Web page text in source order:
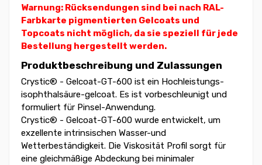
Warnung: Rücksendungen sind bei nach RAL-
Farbkarte pigmentierten Gelcoats und
Topcoats nicht möglich, da sie speziell für jede
Bestellung hergestellt werden.
Produktbeschreibung und Zulassungen
Crystic® - Gelcoat-GT-600 ist ein Hochleistungs-
isophthalsäure-gelcoat. Es ist vorbeschleunigt und
formuliert für Pinsel-Anwendung.
Crystic® - Gelcoat-GT-600 wurde entwickelt, um
exzellente intrinsischen Wasser-und
Wetterbeständigkeit. Die Viskosität Profil sorgt für
eine gleichmäßige Abdeckung bei minimaler